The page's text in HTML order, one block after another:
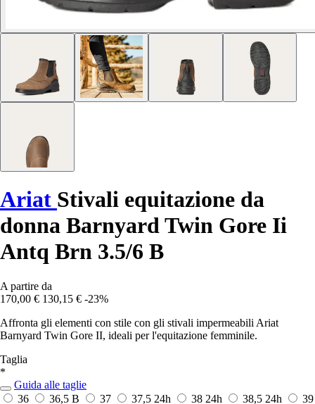
Ariat Stivali equitazione da
donna Barnyard Twin Gore Ii
Antq Brn 3.5/6 B
A partire da
170,00 € 130,15 € -23%
Affronta gli elementi con stile con gli stivali impermeabili Ariat
Barnyard Twin Gore II, ideali per l'equitazione femminile.
Taglia
*
Guida alle taglie
36
36,5 B 37 37,5 24h 38 24h 38,5 24h
39